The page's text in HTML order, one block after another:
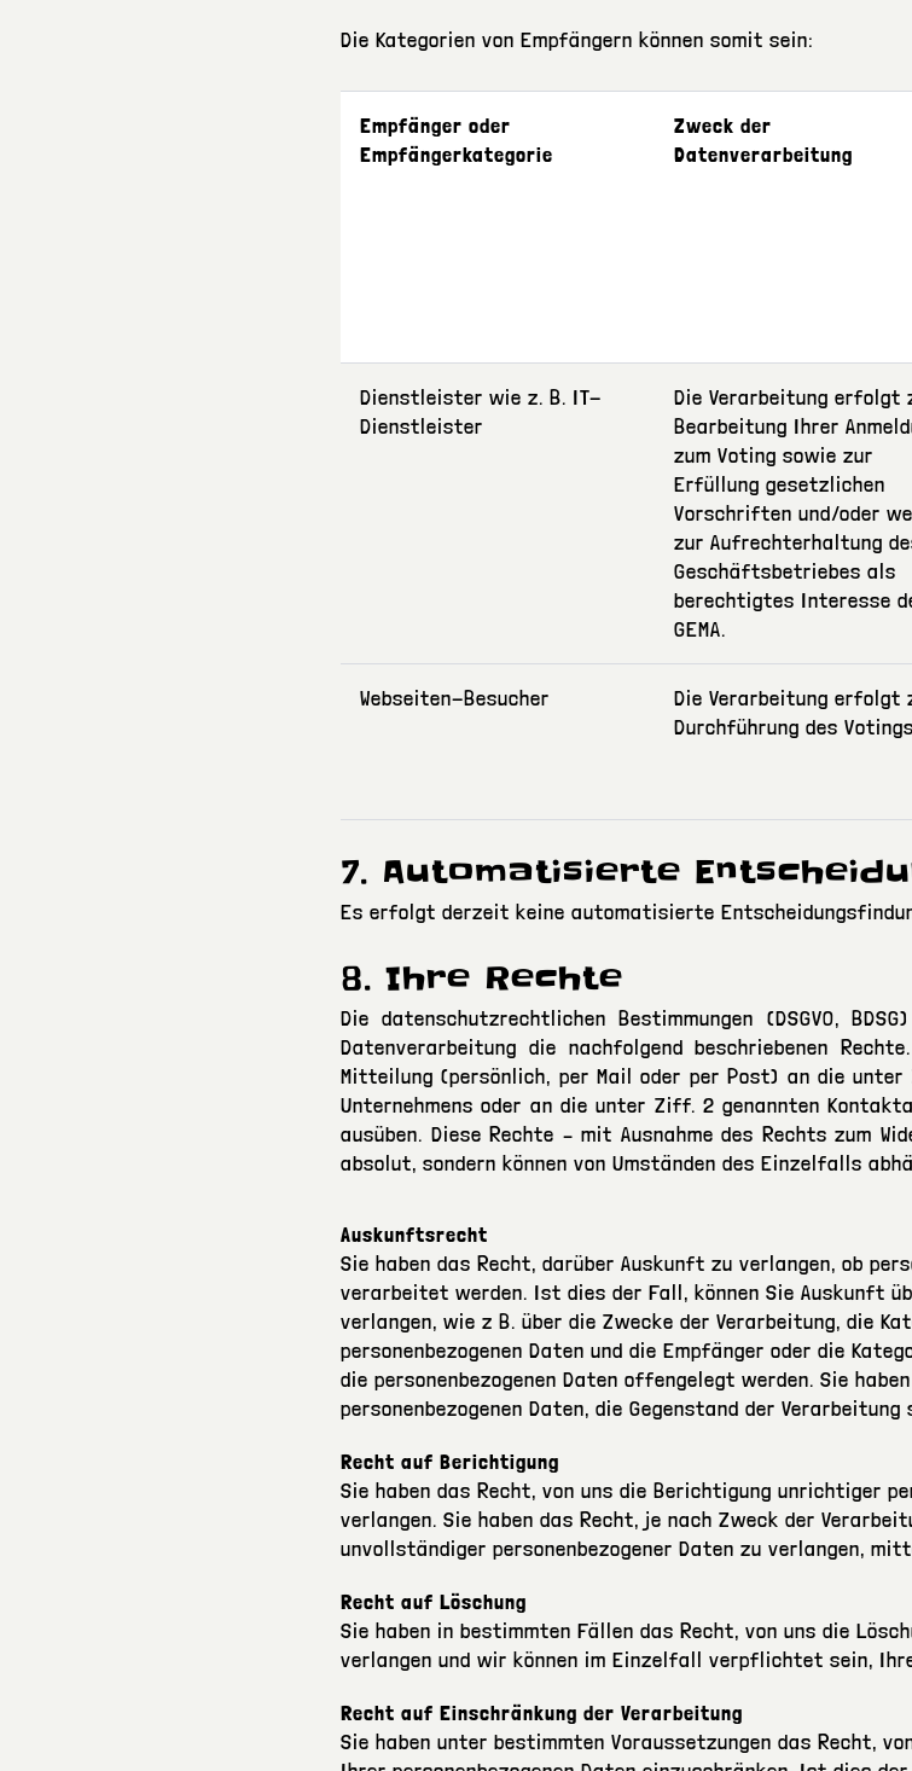
Die Kategorien von Empfängern können somit sein:
Empfänger oder
Empfängerkategorie
Zweck der
Datenverarbeitung
Dienstleister wie z. B. IT-
Dienstleister
Die Verarbeitung erfolgt
Bearbeitung Ihrer
zum Voting sowie zur
Erfüllung gesetzlichen
Vorschriften und/oder
zur Aufrechterhaltung
Geschäftsbetriebes als
berechtigtes Interesse
GEMA.
Webseiten-Besucher
Die Verarbeitung erfolgt
Durchführung des
7. Automatisierte
Es erfolgt derzeit keine automatisierte
8. Ihre Rechte
Die datenschutzrechtlichen Bestimmungen (DSGVO,
Datenverarbeitung die nachfolgend beschriebenen
Mitteilung (persönlich, per Mail oder per Post) an die
Unternehmens oder an die unter Ziff. 2 genannten
ausüben. Diese Rechte – mit Ausnahme des Rechts zum
absolut, sondern können von Umständen des Einzelfalls
Auskunftsrecht
Sie haben das Recht, darüber Auskunft zu verlangen, ob
verarbeitet werden. Ist dies der Fall, können Sie Auskunft
verlangen, wie z B. über die Zwecke der Verarbeitung, die
personenbezogenen Daten und die Empfänger oder die
die personenbezogenen Daten offengelegt werden. Sie
personenbezogenen Daten, die Gegenstand der
Recht auf Berichtigung
Sie haben das Recht, von uns die Berichtigung unrichtiger
verlangen. Sie haben das Recht, je nach Zweck der
unvollständiger personenbezogener Daten zu verlangen,
Recht auf Löschung
Sie haben in bestimmten Fällen das Recht, von uns die
verlangen und wir können im Einzelfall verpflichtet sein,
Recht auf Einschränkung der Verarbeitung
Sie haben unter bestimmten Voraussetzungen das Recht,